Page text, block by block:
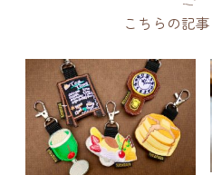
こちらの記